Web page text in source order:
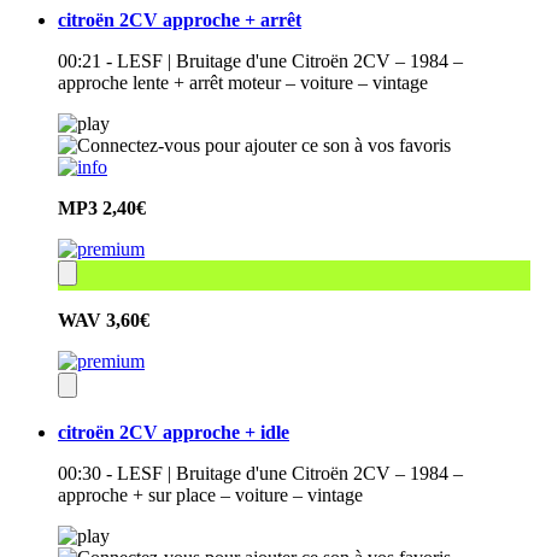
citroën 2CV approche + arrêt
00:21 - LESF | Bruitage d'une Citroën 2CV – 1984 –
approche lente + arrêt moteur – voiture – vintage
MP3 2,40€
WAV 3,60€
citroën 2CV approche + idle
00:30 - LESF | Bruitage d'une Citroën 2CV – 1984 –
approche + sur place – voiture – vintage